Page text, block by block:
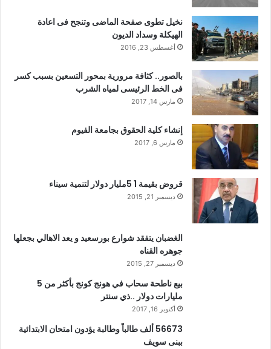
نخيل تطوى صفحة الماضى وتنجح فى اعادة
الهيكلة وسداد الديون
أغسطس 23, 2016
بالصور.. كثافة مرورية بمحور التسعين بسبب كسر
فى الخط الرئيسى لمياه الشرب
مارس 14, 2017
إنشاء كلية الحقوق بجامعة الفيوم
مارس 6, 2017
قروض بقيمة 1 5مليار دولار لتنمية سيناء
ديسمبر 21, 2015
الغضبان يتفقد شوارع بورسعيد و يعد الاهالي بجعلها
جوهره القناه
ديسمبر 27, 2015
بيع ناطحة سحاب في هونج كونج بأكثر من 5
مليارات دولار ..ذي سنتر
أكتوبر 16, 2017
56673 ألف طالباً وطالبة يؤدون امتحان الابتدائية
ببنى سويف